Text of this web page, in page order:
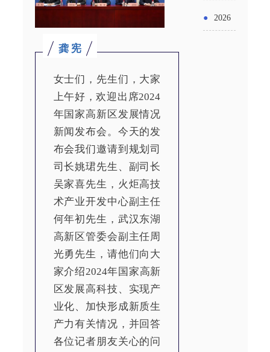
龚 宪
女士们，先生们，大家
上午好，欢迎出席2024
年国家高新区发展情况
新闻发布会。今天的发
布会我们邀请到规划司
司长姚珺先生、副司长
吴家喜先生，火炬高技
术产业开发中心副主任
何年初先生，武汉东湖
高新区管委会副主任周
光勇先生，请他们向大
家介绍2024年国家高新
区发展高科技、实现产
业化、加快形成新质生
产力有关情况，并回答
各位记者朋友关心的问
申报要
支持科
务培育
● 2026